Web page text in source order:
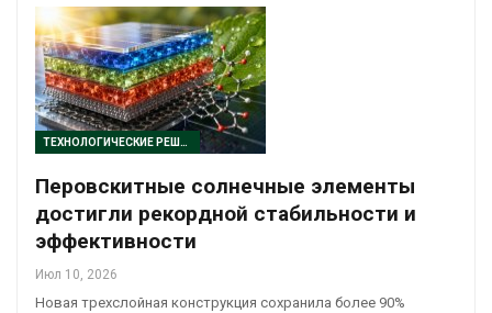
ТЕХНОЛОГИЧЕСКИЕ РЕШЕНИЯ
Перовскитные солнечные элементы
достигли рекордной стабильности и
эффективности
Июл 10, 2026
Новая трехслойная конструкция сохранила более 90%